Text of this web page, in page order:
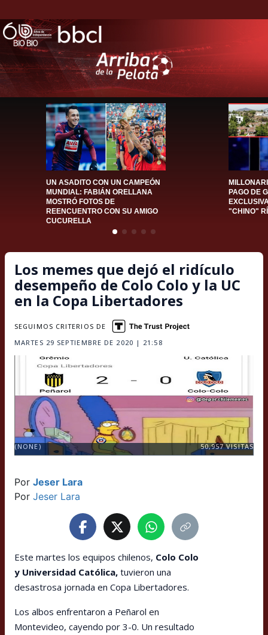
UN ASADITO CON UN CAMPEÓN
MUNDIAL: FABIÁN ORELLANA
MOSTRÓ FOTOS DE
REENCUENTRO CON SU AMIGO
CUCURELLA
PAGO DE
"CHINO"
Los memes que dejó el ridículo
desempeño de Colo Colo y la UC
en la Copa Libertadores
MARTES 29 SEPTIEMBRE DE 2020 | 21:58
SEGUIMOS CRITERIOS DE
(NONE) 50,957VISITAS
Por Jeser Lara
Por Jeser Lara
Este martes los equipos chilenos, Colo Colo
y Universidad Católica, tuvieron una
desastrosa jornada en Copa Libertadores.
Los albos enfrentaron a Peñarol en
Montevideo, cayendo por 3-0. Un resultado